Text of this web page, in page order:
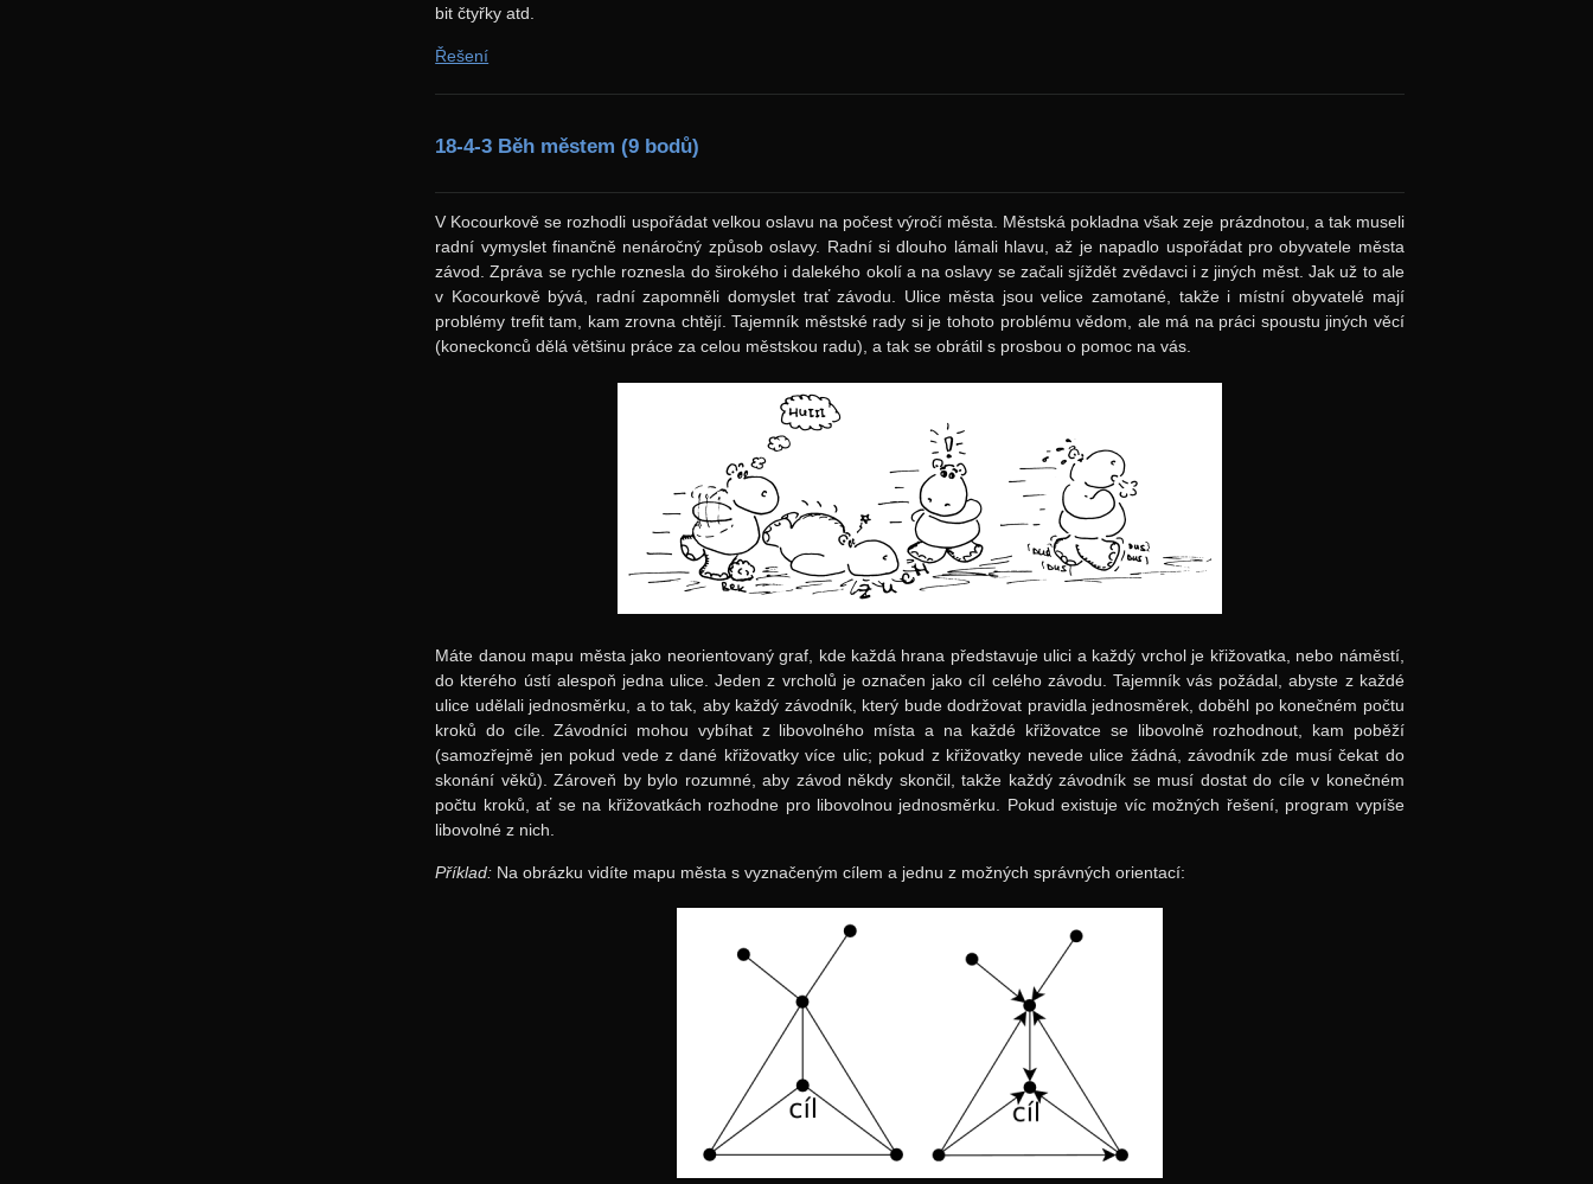
bit čtyřky atd.
Řešení
18-4-3 Běh městem (9 bodů)
V Kocourkově se rozhodli uspořádat velkou oslavu na počest výročí města. Městská pokladna však zeje prázdnotou, a tak museli
radní vymyslet finančně nenáročný způsob oslavy. Radní si dlouho lámali hlavu, až je napadlo uspořádat pro obyvatele města
závod. Zpráva se rychle roznesla do širokého i dalekého okolí a na oslavy se začali sjíždět zvědavci i z jiných měst. Jak už to ale
v Kocourkově bývá, radní zapomněli domyslet trať závodu. Ulice města jsou velice zamotané, takže i místní obyvatelé mají
problémy trefit tam, kam zrovna chtějí. Tajemník městské rady si je tohoto problému vědom, ale má na práci spoustu jiných věcí
(koneckonců dělá většinu práce za celou městskou radu), a tak se obrátil s prosbou o pomoc na vás.
Máte danou mapu města jako neorientovaný graf, kde každá hrana představuje ulici a každý vrchol je křižovatka, nebo náměstí,
do kterého ústí alespoň jedna ulice. Jeden z vrcholů je označen jako cíl celého závodu. Tajemník vás požádal, abyste z každé
ulice udělali jednosměrku, a to tak, aby každý závodník, který bude dodržovat pravidla jednosměrek, doběhl po konečném počtu
kroků do cíle. Závodníci mohou vybíhat z libovolného místa a na každé křižovatce se libovolně rozhodnout, kam poběží
(samozřejmě jen pokud vede z dané křižovatky více ulic; pokud z křižovatky nevede ulice žádná, závodník zde musí čekat do
skonání věků). Zároveň by bylo rozumné, aby závod někdy skončil, takže každý závodník se musí dostat do cíle v konečném
počtu kroků, ať se na křižovatkách rozhodne pro libovolnou jednosměrku. Pokud existuje víc možných řešení, program vypíše
libovolné z nich.
Příklad: Na obrázku vidíte mapu města s vyznačeným cílem a jednu z možných správných orientací: